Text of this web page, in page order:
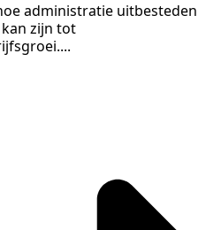
administratie uitbesteden
zijn tot